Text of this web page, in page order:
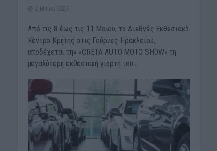
2 Μαΐου 2025
Από τις 8 έως τις 11 Μαΐου, το Διεθνές Εκθεσιακό
Κέντρο Κρήτης στις Γούρνες Ηρακλείου,
υποδέχεται την «CRETA AUTO MOTO SHOW» τη
μεγαλύτερη εκθεσιακή γιορτή του...